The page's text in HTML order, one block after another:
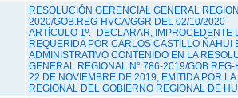
RESOLUCIÓN GERENCIAL GENERAL
2020/GOB.REG-HVCA/GGR DEL 02/10/2020
ARTÍCULO 1º.- DECLARAR, IMPROCEDENTE
REQUERIDA POR CARLOS CASTILLO ÑAHUI
ADMINISTRATIVO CONTENIDO EN LA
GENERAL REGIONAL N° 786-2019/
22 DE NOVIEMBRE DE 2019, EMITIDA POR
REGIONAL DEL GOBIERNO REGIONAL DE